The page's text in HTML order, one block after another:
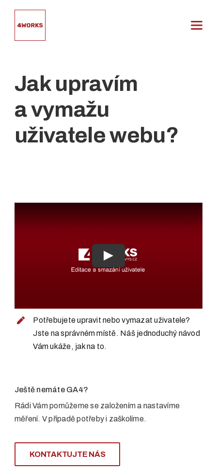
Jak upravím
a vymažu
uživatele webu?
Play
Potřebujete upravit nebo vymazat uživatele?
Jste na správném místě. Náš jednoduchý návod
Vám ukáže, jak na to.
Ještě nemáte GA4?
Rádi Vám pomůžeme se založením a nastavíme
měření. V případě potřeby i zaškolíme.
KONTAKTUJTE NÁS